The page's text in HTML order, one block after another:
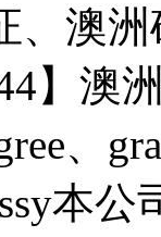
、澳
】澳
、
本